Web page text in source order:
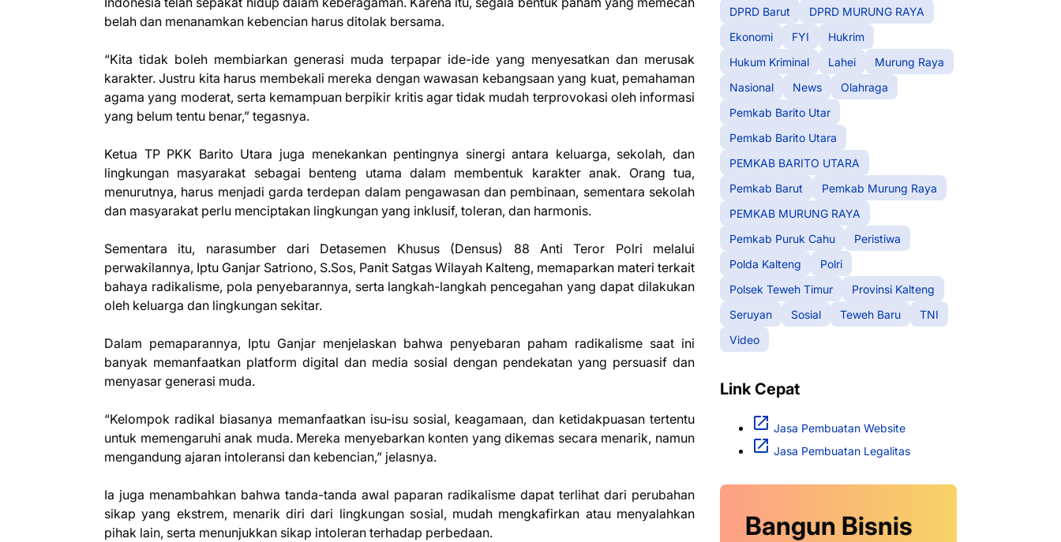
belah dan menanamkan kebencian harus ditolak bersama.
“Kita tidak boleh membiarkan generasi muda terpapar ide-ide yang menyesatkan dan merusak
karakter. Justru kita harus membekali mereka dengan wawasan kebangsaan yang kuat, pemahaman
agama yang moderat, serta kemampuan berpikir kritis agar tidak mudah terprovokasi oleh informasi
yang belum tentu benar,” tegasnya.
Ketua TP PKK Barito Utara juga menekankan pentingnya sinergi antara keluarga, sekolah, dan
lingkungan masyarakat sebagai benteng utama dalam membentuk karakter anak. Orang tua,
menurutnya, harus menjadi garda terdepan dalam pengawasan dan pembinaan, sementara sekolah
dan masyarakat perlu menciptakan lingkungan yang inklusif, toleran, dan harmonis.
Sementara itu, narasumber dari Detasemen Khusus (Densus) 88 Anti Teror Polri melalui
perwakilannya, Iptu Ganjar Satriono, S.Sos, Panit Satgas Wilayah Kalteng, memaparkan materi terkait
bahaya radikalisme, pola penyebarannya, serta langkah-langkah pencegahan yang dapat dilakukan
oleh keluarga dan lingkungan sekitar.
Dalam pemaparannya, Iptu Ganjar menjelaskan bahwa penyebaran paham radikalisme saat ini
banyak memanfaatkan platform digital dan media sosial dengan pendekatan yang persuasif dan
menyasar generasi muda.
“Kelompok radikal biasanya memanfaatkan isu-isu sosial, keagamaan, dan ketidakpuasan tertentu
untuk memengaruhi anak muda. Mereka menyebarkan konten yang dikemas secara menarik, namun
mengandung ajaran intoleransi dan kebencian,” jelasnya.
Ia juga menambahkan bahwa tanda-tanda awal paparan radikalisme dapat terlihat dari perubahan
sikap yang ekstrem, menarik diri dari lingkungan sosial, mudah mengkafirkan atau menyalahkan
pihak lain, serta menunjukkan sikap intoleran terhadap perbedaan.
DPRD Barut
DPRD MURUNG RAYA
Ekonomi
FYI
Hukrim
Hukum Kriminal
Lahei
Murung Raya
Nasional
News
Olahraga
Pemkab Barito Utar
Pemkab Barito Utara
PEMKAB BARITO UTARA
Pemkab Barut
Pemkab Murung Raya
PEMKAB MURUNG RAYA
Pemkab Puruk Cahu
Peristiwa
Polda Kalteng
Polri
Polsek Teweh Timur
Provinsi Kalteng
Seruyan
Sosial Teweh Baru
TNI
Video
Link Cepat
Jasa Pembuatan Website
Jasa Pembuatan Legalitas
Bangun Bisnis